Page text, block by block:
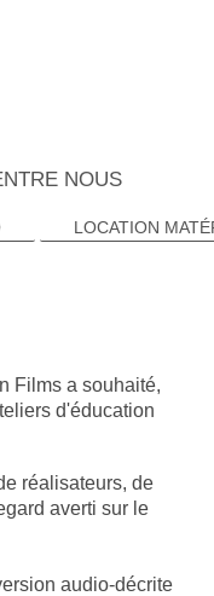
NOUS
LOCATION
Films a souhaité,
d'éducation
réalisateurs, de
averti sur le
audio-décrite